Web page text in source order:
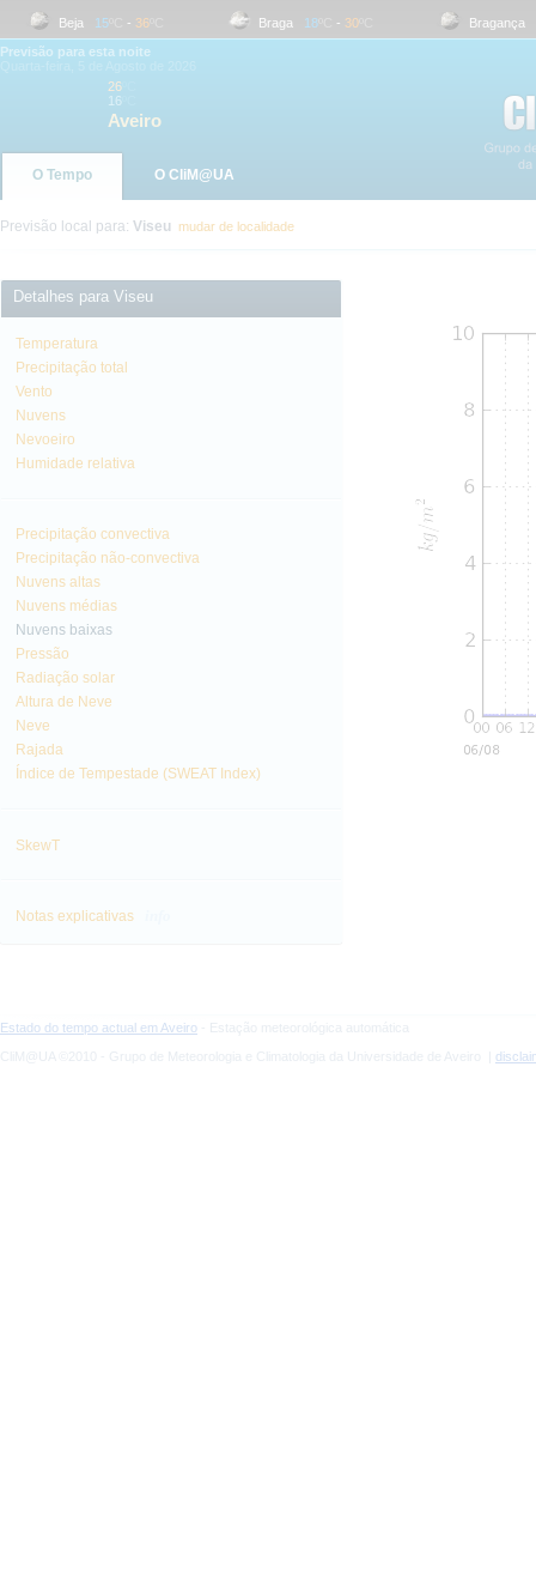
Beja 15 ºC- 36 ºC Braga 18 ºC- 30 ºC Bragança 16
Previsão para esta noite
26
16
Aveiro
O Tempo O CliM@UA
Previsão local para: Viseu mudar de localidade
Detalhes para Viseu
Temperatura
Precipitação total
Vento
Nuvens
Nevoeiro
Humidade relativa
Precipitação convectiva
Precipitação não-convectiva
Nuvens altas
Nuvens médias
Nuvens baixas
Pressão
Radiação solar
Altura de Neve
Neve
Rajada
Índice de Tempestade (SWEAT Index)
SkewT
Notas explicativas
Estado do tempo actual em Aveiro - Estação meteorológica automática
CliM@UA ©2010 - Grupo de Meteorologia e Climatologia da Universidade de Aveiro |